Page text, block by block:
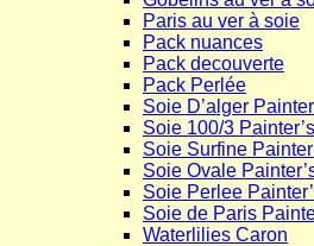
Paris au ver à soie
Pack nuances
Pack decouverte
Pack Perlée
Soie D’alger
Soie 100/3
Soie Surfine
Soie Ovale
Soie Perlee
Soie de Paris
Waterlilies Caron